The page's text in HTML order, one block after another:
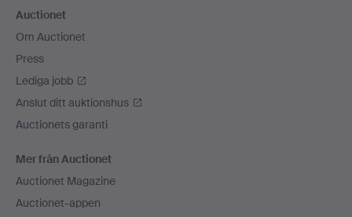
Auctionet
Om Auctionet
Press
Lediga jobb
Anslut ditt auktionshus
Auctionets garanti
Mer från Auctionet
Auctionet Magazine
Auctionet-appen